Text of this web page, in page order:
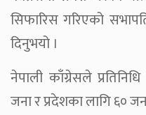
सिफारिस गरिएको
दिनुभयो ।
नेपाली काँग्रेसले
जना र प्रदेशका लागि ६०